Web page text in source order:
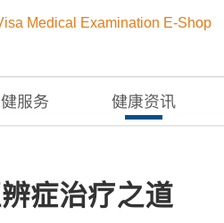
Medical Examination E-Shop
服务 健康资讯
医辨症治疗之
症治疗之道